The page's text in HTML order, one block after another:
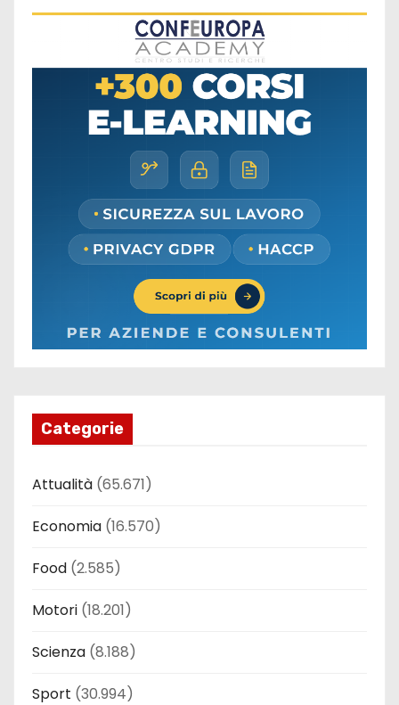
Categorie
Attualità (65.671)
Economia (16.570)
Food (2.585)
Motori (18.201)
Scienza (8.188)
Sport (30.994)